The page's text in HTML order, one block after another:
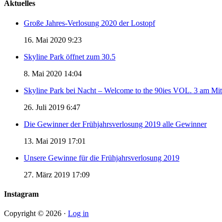
Aktuelles
Große Jahres-Verlosung 2020 der Lostopf
16. Mai 2020 9:23
Skyline Park öffnet zum 30.5
8. Mai 2020 14:04
Skyline Park bei Nacht – Welcome to the 90ies VOL. 3 am
26. Juli 2019 6:47
Die Gewinner der Frühjahrsverlosung 2019 alle Gewinner
13. Mai 2019 17:01
Unsere Gewinne für die Frühjahrsverlosung 2019
27. März 2019 17:09
Instagram
Copyright © 2026 · Log in